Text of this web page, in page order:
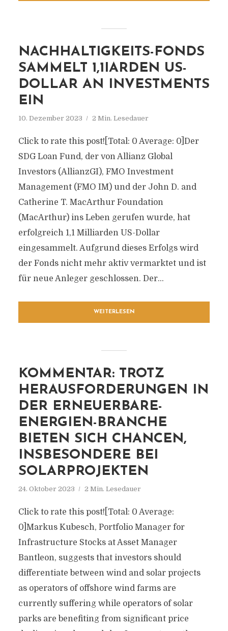
NACHHALTIGKEITS-FONDS
SAMMELT 1,1IARDEN US-
DOLLAR AN INVESTMENTS
EIN
10. Dezember 2023 2 Min. Lesedauer
Click to rate this post![Total: 0 Average: 0]Der
SDG Loan Fund, der von Allianz Global
Investors (AllianzGI), FMO Investment
Management (FMO IM) und der John D. and
Catherine T. MacArthur Foundation
(MacArthur) ins Leben gerufen wurde, hat
erfolgreich 1,1 Milliarden US-Dollar
eingesammelt. Aufgrund dieses Erfolgs wird
der Fonds nicht mehr aktiv vermarktet und ist
für neue Anleger geschlossen. Der...
WEITERLESEN
KOMMENTAR: TROTZ
HERAUSFORDERUNGEN IN
DER ERNEUERBARE-
ENERGIEN-BRANCHE
BIETEN SICH CHANCEN,
INSBESONDERE BEI
SOLARPROJEKTEN
24. Oktober 2023 2 Min. Lesedauer
Click to rate this post![Total: 0 Average:
0]Markus Kubesch, Portfolio Manager for
Infrastructure Stocks at Asset Manager
Bantleon, suggests that investors should
differentiate between wind and solar projects
as operators of offshore wind farms are
currently suffering while operators of solar
parks are benefiting from significant price